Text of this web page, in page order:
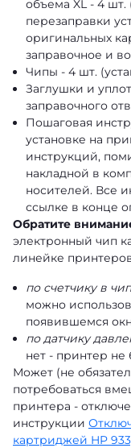
объема XL - 4 шт.
перезаправки
оригинальных
заправочное и
Чипы - 4 шт.
Заглушки и
заправочного
Пошаговая
установке на
инструкций,
накладной в
носителей. Все
ссылке в конце
Обратите
электронный чип
линейке
по счетчику в
можно
появившемся
по датчику
нет - принтер не
Может (не
потребоваться
принтера -
инструкции
картриджей HP